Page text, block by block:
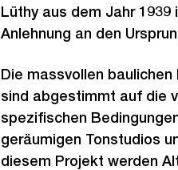
Lüthy aus dem Jahr
Anlehnung an den
Die massvollen
sind abgestimmt auf die
spezifischen
geräumigen Tonstudios
diesem Projekt werden